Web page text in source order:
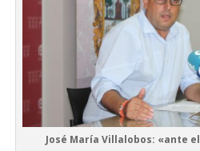
José María Villalobos: «ante